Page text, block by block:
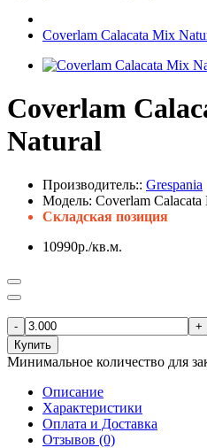
Coverlam Calacata Mix
Coverlam
Natural
Производитель:: Grespania
Модель: Coverlam
Складская позиция
10990р./кв.м.
- +
Купить
Минимальное количество для
Описание
Характеристики
Оплата и Доставка
Отзывов (0)